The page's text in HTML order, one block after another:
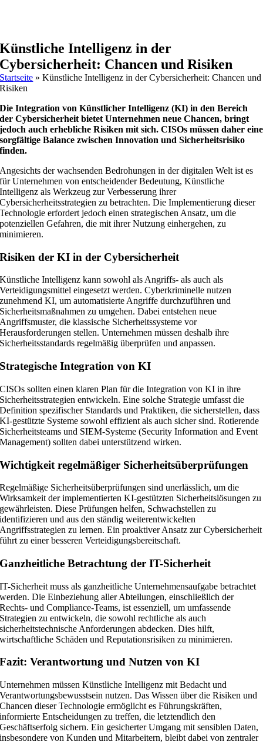
Künstliche Intelligenz in der
Cybersicherheit: Chancen und Risiken
Startseite »Künstliche Intelligenz in der Cybersicherheit: Chancen und
Risiken
Die Integration von Künstlicher Intelligenz (KI) in den Bereich
der Cybersicherheit bietet Unternehmen neue Chancen, bringt
jedoch auch erhebliche Risiken mit sich. CISOs müssen daher eine
sorgfältige Balance zwischen Innovation und Sicherheitsrisiko
finden.
Angesichts der wachsenden Bedrohungen in der digitalen Welt ist es
für Unternehmen von entscheidender Bedeutung, Künstliche
Intelligenz als Werkzeug zur Verbesserung ihrer
Cybersicherheitsstrategien zu betrachten. Die Implementierung dieser
Technologie erfordert jedoch einen strategischen Ansatz, um die
potenziellen Gefahren, die mit ihrer Nutzung einhergehen, zu
minimieren.
Risiken der KI in der Cybersicherheit
Künstliche Intelligenz kann sowohl als Angriffs- als auch als
Verteidigungsmittel eingesetzt werden. Cyberkriminelle nutzen
zunehmend KI, um automatisierte Angriffe durchzuführen und
Sicherheitsmaßnahmen zu umgehen. Dabei entstehen neue
Angriffsmuster, die klassische Sicherheitssysteme vor
Herausforderungen stellen. Unternehmen müssen deshalb ihre
Sicherheitsstandards regelmäßig überprüfen und anpassen.
Strategische Integration von KI
CISOs sollten einen klaren Plan für die Integration von KI in ihre
Sicherheitsstrategien entwickeln. Eine solche Strategie umfasst die
Definition spezifischer Standards und Praktiken, die sicherstellen, dass
KI-gestützte Systeme sowohl effizient als auch sicher sind. Rotierende
Sicherheitsteams und SIEM-Systeme (Security Information and Event
Management) sollten dabei unterstützend wirken.
Wichtigkeit regelmäßiger Sicherheitsüberprüfungen
Regelmäßige Sicherheitsüberprüfungen sind unerlässlich, um die
Wirksamkeit der implementierten KI-gestützten Sicherheitslösungen zu
gewährleisten. Diese Prüfungen helfen, Schwachstellen zu
identifizieren und aus den ständig weiterentwickelten
Angriffsstrategien zu lernen. Ein proaktiver Ansatz zur Cybersicherheit
führt zu einer besseren Verteidigungsbereitschaft.
Ganzheitliche Betrachtung der IT-Sicherheit
IT-Sicherheit muss als ganzheitliche Unternehmensaufgabe betrachtet
werden. Die Einbeziehung aller Abteilungen, einschließlich der
Rechts- und Compliance-Teams, ist essenziell, um umfassende
Strategien zu entwickeln, die sowohl rechtliche als auch
sicherheitstechnische Anforderungen abdecken. Dies hilft,
wirtschaftliche Schäden und Reputationsrisiken zu minimieren.
Fazit: Verantwortung und Nutzen von KI
Unternehmen müssen Künstliche Intelligenz mit Bedacht und
Verantwortungsbewusstsein nutzen. Das Wissen über die Risiken und
Chancen dieser Technologie ermöglicht es Führungskräften,
informierte Entscheidungen zu treffen, die letztendlich den
Geschäftserfolg sichern. Ein gesicherter Umgang mit sensiblen Daten,
insbesondere von Kunden und Mitarbeitern, bleibt dabei von zentraler